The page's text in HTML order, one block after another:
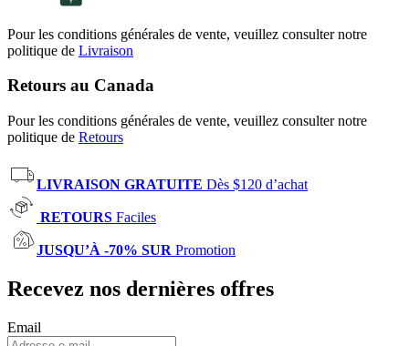
Pour les conditions générales de vente, veuillez consulter notre
politique de Livraison
Retours au Canada
Pour les conditions générales de vente, veuillez consulter notre
politique de Retours
LIVRAISON GRATUITE Dès $120 d’achat
RETOURS Faciles
JUSQU’À -70% SUR Promotion
Recevez nos dernières offres
Email